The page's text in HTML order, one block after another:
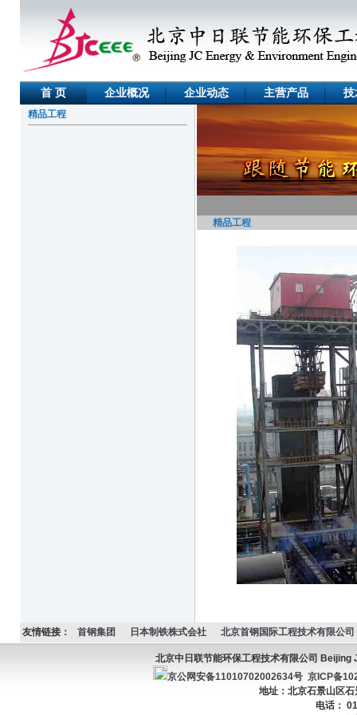
首 页 企业概况 企业动态 主营产品 技
精品工程
精品工程
友情链接： 首钢集团 日本制铁株式会社 北京首钢国际工程技术有限公司
北京中日联节能环保工程技术有限公司
京公网安备11010702002634号 京ICP备
地址：北京石景山区
电话：